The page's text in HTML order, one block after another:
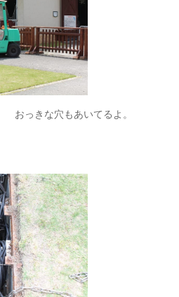
っきな穴もあいてるよ。